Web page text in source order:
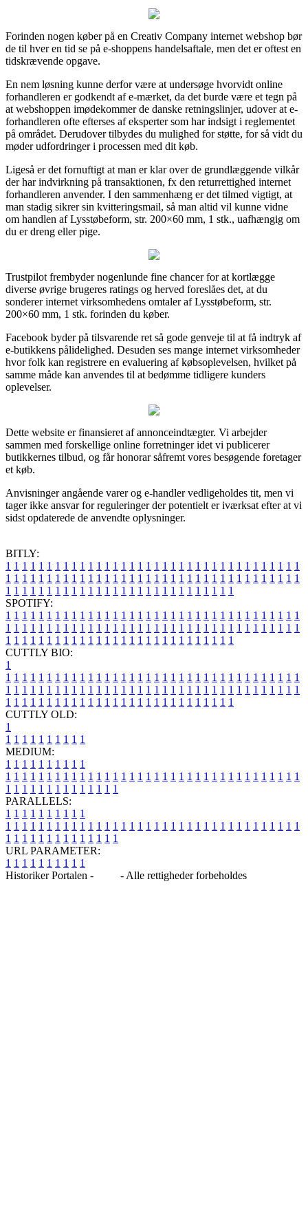
Forinden nogen køber på en Creativ Company internet webshop bør
de til hver en tid se på e-shoppens handelsaftale, men det er oftest en
tidskrævende opgave.
En nem løsning kunne derfor være at undersøge hvorvidt online
forhandleren er godkendt af e-mærket, da det burde være et tegn på
at webshoppen imødekommer de danske retningslinjer, udover at e-
forhandleren ofte efterses af eksperter som har indsigt i reglementet
på området. Derudover tilbydes du mulighed for støtte, for så vidt du
møder udfordringer i processen med dit køb.
Ligeså er det fornuftigt at man er klar over de grundlæggende vilkår
der har indvirkning på transaktionen, fx den returrettighed internet
forhandleren anvender. I den sammenhæng er det tilmed vigtigt, at
man stadig sikrer sin kvitteringsmail, så man altid vil kunne vidne
om handlen af Lysstøbeform, str. 200×60 mm, 1 stk., uafhængig om
du er dreng eller pige.
Trustpilot frembyder nogenlunde fine chancer for at kortlægge
diverse øvrige brugeres ratings og herved foreslåes det, at du
sonderer internet virksomhedens omtaler af Lysstøbeform, str.
200×60 mm, 1 stk. forinden du køber.
Facebook byder på tilsvarende ret så gode genveje til at få indtryk af
e-butikkens pålidelighed. Desuden ses mange internet virksomheder
hvor folk kan registrere en evaluering af købsoplevelsen, hvilket på
samme måde kan anvendes til at bedømme tidligere kunders
oplevelser.
Dette website er finansieret af annonceindtægter. Vi arbejder
sammen med forskellige online forretninger idet vi publicerer
butikkernes tilbud, og får honorar såfremt vores besøgende foretager
et køb.
Anvisninger angående varer og e-handler vedligeholdes tit, men vi
tager ikke ansvar for reguleringer der potentielt er iværksat efter at vi
sidst opdaterede de anvendte oplysninger.
BITLY:
1 1 1 1 1 1 1 1 1 1 1 1 1 1 1 1 1 1 1 1 1 1 1 1 1 1 1 1 1 1 1 1 1 1 1 1
1 1 1 1 1 1 1 1 1 1 1 1 1 1 1 1 1 1 1 1 1 1 1 1 1 1 1 1 1 1 1 1 1 1 1 1
1 1 1 1 1 1 1 1 1 1 1 1 1 1 1 1 1 1 1 1 1 1 1 1 1 1 1 1
SPOTIFY:
1 1 1 1 1 1 1 1 1 1 1 1 1 1 1 1 1 1 1 1 1 1 1 1 1 1 1 1 1 1 1 1 1 1 1 1
1 1 1 1 1 1 1 1 1 1 1 1 1 1 1 1 1 1 1 1 1 1 1 1 1 1 1 1 1 1 1 1 1 1 1 1
1 1 1 1 1 1 1 1 1 1 1 1 1 1 1 1 1 1 1 1 1 1 1 1 1 1 1 1
CUTTLY BIO:
1
1 1 1 1 1 1 1 1 1 1 1 1 1 1 1 1 1 1 1 1 1 1 1 1 1 1 1 1 1 1 1 1 1 1 1 1
1 1 1 1 1 1 1 1 1 1 1 1 1 1 1 1 1 1 1 1 1 1 1 1 1 1 1 1 1 1 1 1 1 1 1 1
1 1 1 1 1 1 1 1 1 1 1 1 1 1 1 1 1 1 1 1 1 1 1 1 1 1 1 1
CUTTLY OLD:
1
1 1 1 1 1 1 1 1 1 1
MEDIUM:
1 1 1 1 1 1 1 1 1 1
1 1 1 1 1 1 1 1 1 1 1 1 1 1 1 1 1 1 1 1 1 1 1 1 1 1 1 1 1 1 1 1 1 1 1 1
1 1 1 1 1 1 1 1 1 1 1 1 1 1
PARALLELS:
1 1 1 1 1 1 1 1 1 1
1 1 1 1 1 1 1 1 1 1 1 1 1 1 1 1 1 1 1 1 1 1 1 1 1 1 1 1 1 1 1 1 1 1 1 1
1 1 1 1 1 1 1 1 1 1 1 1 1 1
URL PARAMETER:
1 1 1 1 1 1 1 1 1 1
Historiker Portalen -
- Alle rettigheder forbeholdes